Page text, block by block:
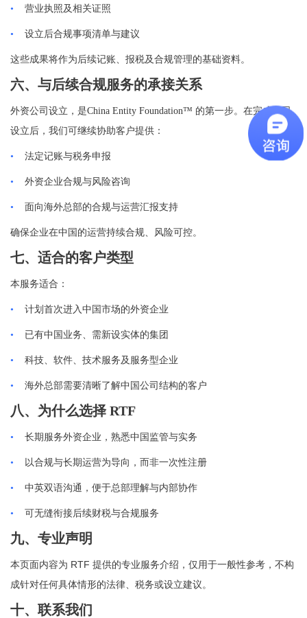
• 营业执照及相关证照
• 设立后合规事项清单与建议
这些成果将作为后续记账、报税及合规管理的基础资料。
六、与后续合规服务的承接关系
外资公司设立，是China Entity Foundation™ 的第一步。在完成公司
设立后，我们可继续协助客户提供：
• 法定记账与税务申报
• 外资企业合规与风险咨询
• 面向海外总部的合规与运营汇报支持
确保企业在中国的运营持续合规、风险可控。
七、适合的客户类型
本服务适合：
• 计划首次进入中国市场的外资企业
• 已有中国业务、需新设实体的集团
• 科技、软件、技术服务及服务型企业
• 海外总部需要清晰了解中国公司结构的客户
八、为什么选择 RTF
• 长期服务外资企业，熟悉中国监管与实务
• 以合规与长期运营为导向，而非一次性注册
• 中英双语沟通，便于总部理解与内部协作
• 可无缝衔接后续财税与合规服务
九、专业声明
本页面内容为 RTF 提供的专业服务介绍，仅用于一般性参考，不构
成针对任何具体情形的法律、税务或设立建议。
十、联系我们